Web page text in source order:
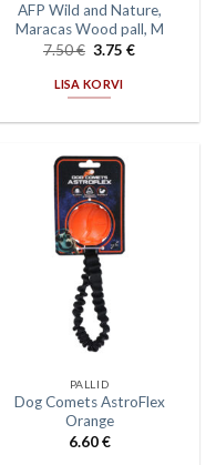
AFP Wild and Nature,
Maracas Wood pall, M
7.50€ 3.75€
LISA KORVI
PALLID
Dog Comets AstroFlex
Orange
6.60€